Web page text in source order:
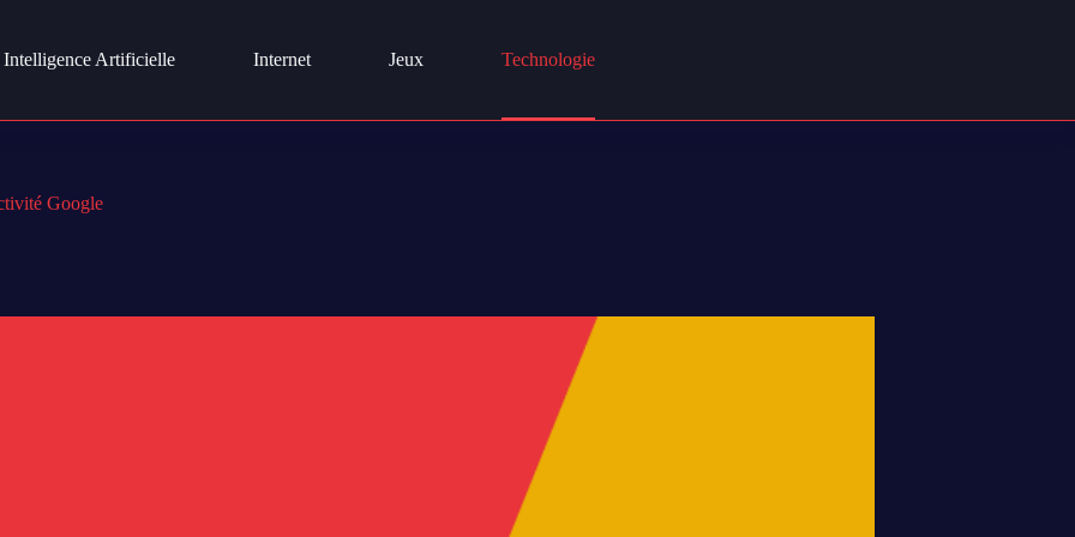
Intelligence Artificielle Internet Jeux Technologie
Google